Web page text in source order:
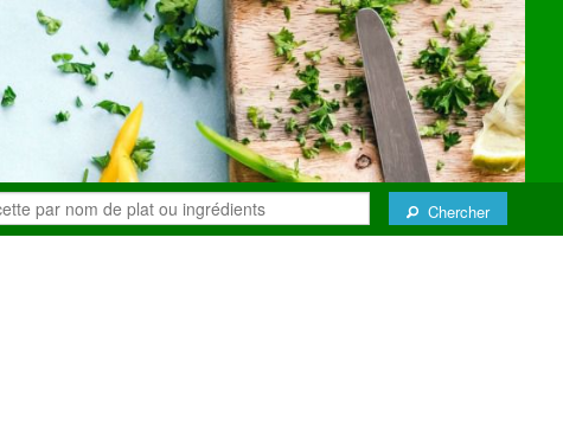
Chercher